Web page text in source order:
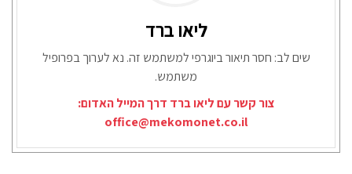
ליאו ברד
שים לב: חסר תיאור ביוגרפי למשתמש זה. נא לערוך בפרופיל
משתמש.
צור קשר עם ליאו ברד דרך המייל האדום:
office@mekomonet.co.il